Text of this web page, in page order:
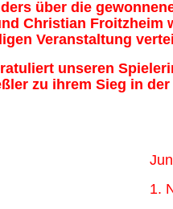
über die
Christian
Veranstaltung
unseren
zu ihrem Sieg in
1.